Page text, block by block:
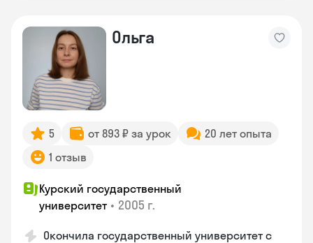
Ольга
5 от 893 ₽ за урок
20 лет опыта
1 отзыв
Курский государственный
университет • 2005 г.
Окончила государственный университет с